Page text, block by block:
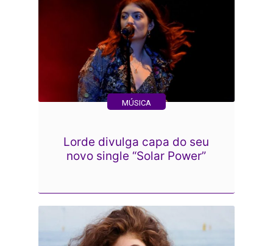
MÚSICA
Lorde divulga capa do seu
novo single “Solar Power”